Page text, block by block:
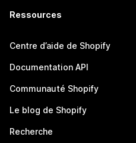
Ressources
Centre d’aide de Shopify
Documentation API
Communauté Shopify
Le blog de Shopify
Recherche